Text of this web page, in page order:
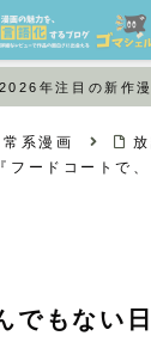
2026年注目の新作
常系漫画
フードコートで
でもない